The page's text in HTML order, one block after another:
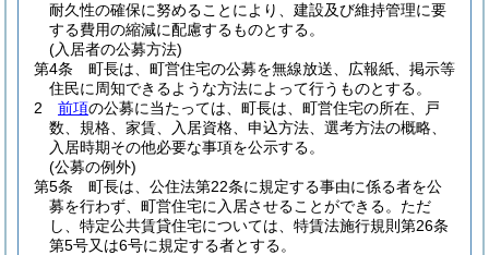
耐久性の確保に努めることにより、建設及び維持管理に要
する費用の縮減に配慮するものとする。
(入居者の公募方法)
第4条
町長は、町営住宅の公募を無線放送、広報紙、掲示等
住民に周知できるような方法によって行うものとする。
2
前項の公募に当たっては、町長は、町営住宅の所在、戸
数、規格、家賃、入居資格、申込方法、選考方法の概略、
入居時期その他必要な事項を公示する。
(公募の例外)
第5条
町長は、公住法第22条に規定する事由に係る者を公
募を行わず、町営住宅に入居させることができる。 ただ
し、特定公共賃貸住宅については、特賃法施行規則第26条
第5号又は6号に規定する者とする。